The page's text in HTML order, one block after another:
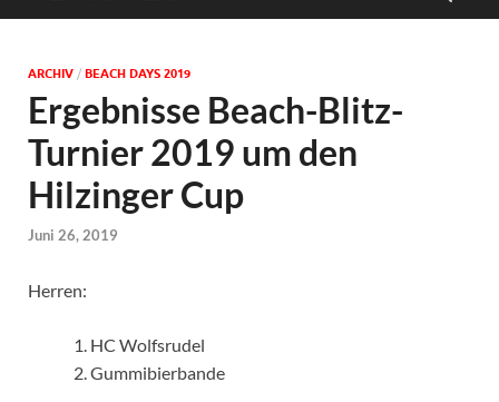
ARCHIV / BEACH DAYS 2019
Ergebnisse Beach-Blitz-
Turnier 2019 um den
Hilzinger Cup
Juni 26, 2019
Herren:
HC Wolfsrudel
Gummibierbande